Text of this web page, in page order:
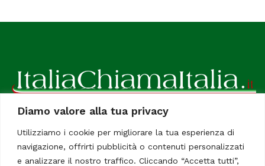
Diamo valore alla tua privacy
Utilizziamo i cookie per migliorare la tua esperienza di
navigazione, offrirti pubblicità o contenuti personalizzati
e analizzare il nostro traffico. Cliccando “Accetta tutti”,
ItaliaChiamaItalia, il TUO quotidiano online preferito.
Dedicato in particolare a tutti gli italiani residenti all'estero.
Tutti i diritti sono riservati. Quotidiano online indipendente